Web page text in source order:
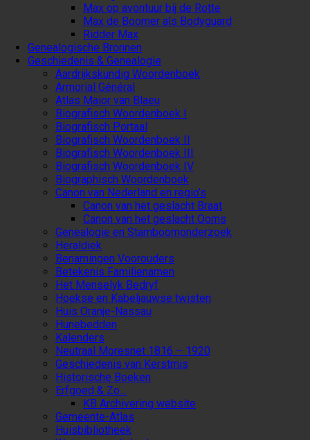
Max op avontuur bij de Rotte
Max de Boomer als Bodyguard
Ridder Max
Genealogische Bronnen
Geschiedenis & Genealogie
Aardrijkskundig Woordenboek
Armorial Général
Atlas Maior van Blaeu
Biografisch Woordenboek I
Biografisch Portaal
Biografisch Woordenboek II
Biografisch Woordenboek III
Biografisch Woordenboek IV
Biographisch Woordenboek
Canon van Nederland en regio’s
Canon van het geslacht Braat
Canon van het geslacht Ooms
Genealogie en Stamboomonderzoek
Heraldiek
Benamingen Voorouders
Betekenis Familienamen
Het Menselyk Bedryf
Hoekse en Kabeljauwse twisten
Huis Oranje-Nassau
Hunebedden
Kalenders
Neutraal Moresnet 1816 – 1920
Geschiedenis van Kerstmis
Historische Boeken
Erfgoed & Zo…
KB Archivering website
Gemeente-Atlas
Huisbibliotheek